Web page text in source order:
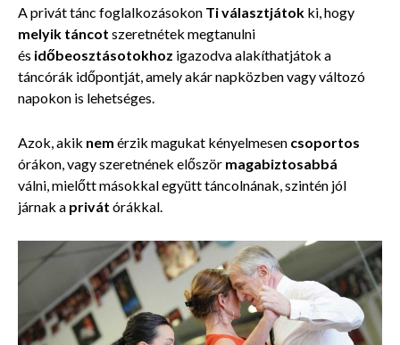
A privát tánc foglalkozásokon Ti választjátok ki, hogy
melyik táncot szeretnétek megtanulni
és időbeosztásotokhoz igazodva alakíthatjátok a
táncórák időpontját, amely akár napközben vagy változó
napokon is lehetséges.
Azok, akik nem érzik magukat kényelmesen csoportos
órákon, vagy szeretnének először magabiztosabbá
válni, mielőtt másokkal együtt táncolnának, szintén jól
járnak a privát órákkal.